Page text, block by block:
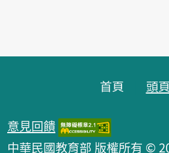
首頁 頭頁
意見回饋
中華民國教育部 版權所有 ©